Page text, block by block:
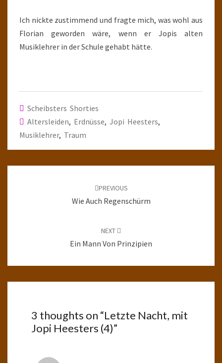
Ich nickte zustimmend und fragte mich, was wohl aus
Florian geworden wäre, wenn er Jopis alten
Musiklehrer in der Schule gehabt hätte.
Scheibsters Shorties
Altersleiden, Erdnüsse, Jopi Heesters,
Musiklehrer, Traum
PREVIOUS
Wie Auch Regenschürm
NEXT
Ein Mann Von Prinzipien
3 thoughts on “Letzte Nacht, mit
Jopi Heesters (4)”